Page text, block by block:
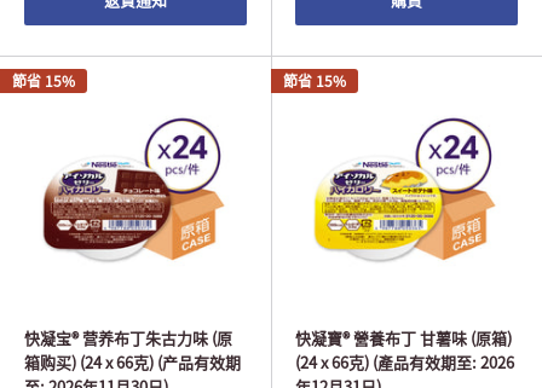
節省 15%
快凝宝® 营养布丁朱古力味 (原
箱购买) (24 x 66克) (产品有效期
節省 15%
快凝寶® 營養布丁 甘薯味 (原箱)
(24 x 66克) (產品有效期至: 2026